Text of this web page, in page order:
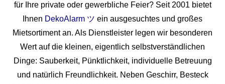
für Ihre private oder gewerbliche Feier? Seit 2001 bietet
Ihnen DekoAlarm ツ ein ausgesuchtes und großes
Mietsortiment an. Als Dienstleister legen wir besonderen
Wert auf die kleinen, eigentlich selbstverständlichen
Dinge: Sauberkeit, Pünktlichkeit, individuelle Betreuung
und natürlich Freundlichkeit. Neben Geschirr, Besteck